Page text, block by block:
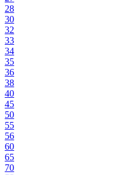
28
30
32
33
34
35
36
38
40
45
50
55
56
60
65
70